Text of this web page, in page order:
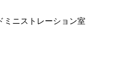
ニストレーション室